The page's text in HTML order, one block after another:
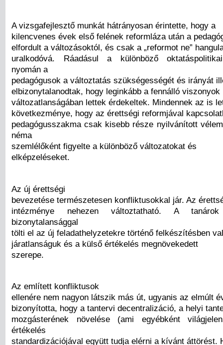
A vizsgafejlesztő munkát hátrányosan érintette, hogy a
kilencvenes évek első felének reformláza után a
elfordult a változásoktól, és csak a „reformot ne”
uralkodóvá. Ráadásul a különböző
nyomán a
pedagógusok a változtatás szükségességét és irányát
elbizonytalanodtak, hogy leginkább a fennálló viszonyok
változatlanságában lettek érdekeltek. Mindennek az is
következménye, hogy az érettségi reformjával
pedagógusszakma csak kisebb része nyilvánított
néma
szemlélőként figyelte a különböző változatokat és
elképzeléseket.
Az új érettségi
bevezetése természetesen konfliktusokkal jár. Az
intézménye nehezen változtatható. A
bizonytalansággal
tölti el az új feladathelyzetekre történő felkészítésben
járatlanságuk és a külső értékelés megnövekedett
szerepe.
Az említett konfliktusok
ellenére nem nagyon látszik más út, ugyanis az elmúlt
bizonyította, hogy a tantervi decentralizáció, a helyi
mozgásterének növelése (ami egyébként
értékelés
standardizációjával együtt tudja elérni a kívánt áttörést.